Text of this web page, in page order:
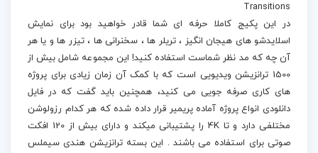
Transitions
در این پکیج کاملا حرفه ای شما قادر خواهید بود برای نمایش
اسلایدشو های هیجان انگیز ، تریلر ها ، سخنرانی ها ، تیزر ها و یا هر
آن چه که مد نظر شماست استفاده کنید! این مجموعه شامل بیش از
1500 ترانزیشن ویدیویی است که با کمک آن زمان زیادی برای پروژه
های کاری صرفه جویی می کنید، همچنین باید گفت که در فایل
دانلودی انواع پروژه آماده پریمیر قرار داده شده که هر کدام رزولوشن
مختلفی دارد و تا 4K را پشتیبانی میکند و دارای بیش از 120 افکت
صوتی برای استفاده می باشند . این بسته ترانزیشن هندی سیملس